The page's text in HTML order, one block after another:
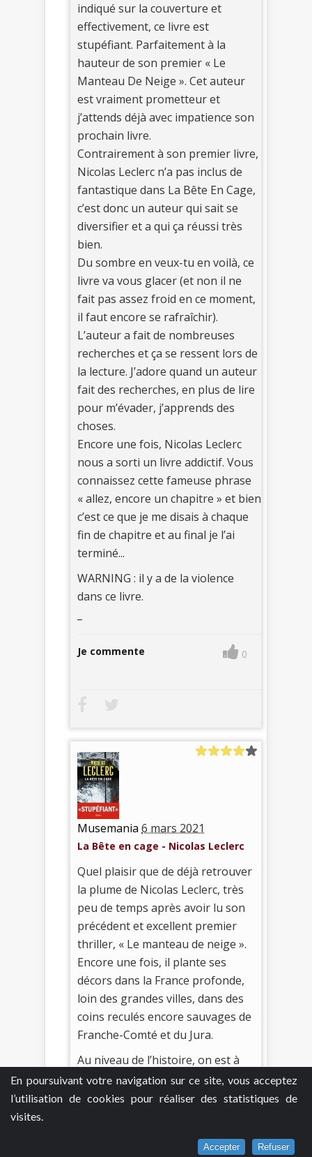
En poursuivant votre navigation sur ce site, vous acceptez
l’utilisation de cookies pour réaliser des statistiques de
visites.
Accepter Refuser
indiqué sur la couverture et
effectivement, ce livre est
stupéfiant. Parfaitement à la
hauteur de son premier « Le
Manteau De Neige ». Cet auteur
est vraiment prometteur et
j’attends déjà avec impatience son
prochain livre.
Contrairement à son premier livre,
Nicolas Leclerc n’a pas inclus de
fantastique dans La Bête En Cage,
c’est donc un auteur qui sait se
diversifier et a qui ça réussi très
bien.
Du sombre en veux-tu en voilà, ce
livre va vous glacer (et non il ne
fait pas assez froid en ce moment,
il faut encore se rafraîchir).
L’auteur a fait de nombreuses
recherches et ça se ressent lors de
la lecture. J’adore quand un auteur
fait des recherches, en plus de lire
pour m’évader, j’apprends des
choses.
Encore une fois, Nicolas Leclerc
nous a sorti un livre addictif. Vous
connaissez cette fameuse phrase
« allez, encore un chapitre » et bien
c’est ce que je me disais à chaque
fin de chapitre et au final je l’ai
terminé...
WARNING : il y a de la violence
dans ce livre.
Je commente 0
Musemania 6 mars 2021
La Bête en cage - Nicolas Leclerc
Quel plaisir que de déjà retrouver
la plume de Nicolas Leclerc, très
peu de temps après avoir lu son
précédent et excellent premier
thriller, « Le manteau de neige ».
Encore une fois, il plante ses
décors dans la France profonde,
loin des grandes villes, dans des
coins reculés encore sauvages de
Franche-Comté et du Jura.
Au niveau de l’histoire, on est à
mille lieues de sa précédente
puisque le côté fantastique a
d’un certain talent puisqu’il ne se